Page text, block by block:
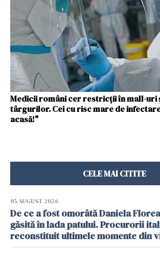
Medicii români cer restricţii în mall-uri
târgurilor. Cei cu risc mare de
acasă!"
CELE MAI CITITE
05 AUGUST 2026
De ce a fost omorâtă Daniela
găsită în lada patului. Procurorii
reconstituit ultimele momente din